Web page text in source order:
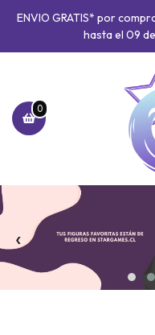
ENVIO GRATIS* por
hasta el 09
0
‹